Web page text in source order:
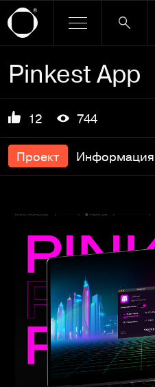
Pinkest App
12 744
Проект Информация